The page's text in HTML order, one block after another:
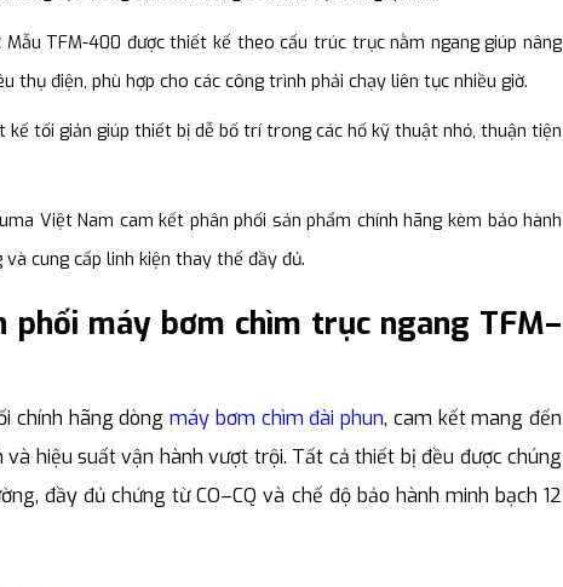
Mẫu TFM-400 được thiết kế theo cấu trúc trục nằm ngang giúp nâng
thụ điện, phù hợp cho các công trình phải chạy liên tục nhiều giờ.
kế tối giản giúp thiết bị dễ bố trí trong các hố kỹ thuật nhỏ, thuận tiện
Việt Nam cam kết phân phối sản phẩm chính hãng kèm bảo hành
cung cấp linh kiện thay thế đầy đủ.
máy bơm chìm trục ngang TFM–
chính hãng dòngmáy bơm chìm đài phun, cam kết mang đến
hiệu suất vận hành vượt trội. Tất cả thiết bị đều được chúng
đầy đủ chứng từ CO–CQ và chế độ bảo hành minh bạch 12